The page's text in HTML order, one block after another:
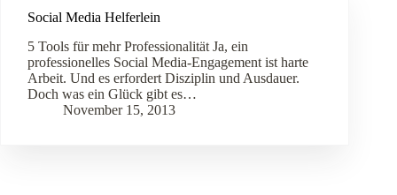
Social Media Helferlein
5 Tools für mehr Professionalität Ja, ein
professionelles Social Media-Engagement ist harte
Arbeit. Und es erfordert Disziplin und Ausdauer.
Doch was ein Glück gibt es…
November 15, 2013